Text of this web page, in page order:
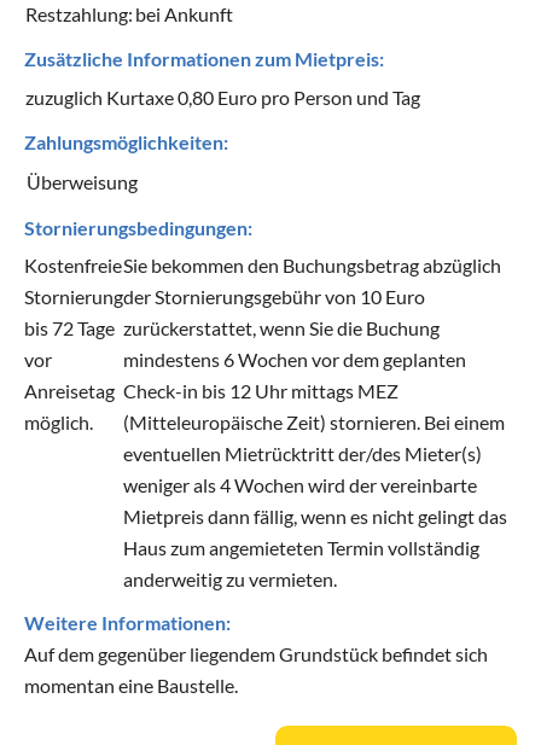
Restzahlung: bei Ankunft
Zusätzliche Informationen zum Mietpreis:
zuzuglich Kurtaxe 0,80 Euro pro Person und Tag
Zahlungsmöglichkeiten:
Überweisung
Stornierungsbedingungen:
Kostenfreie
Stornierung
bis 72 Tage
vor
Anreisetag
möglich.
Sie bekommen den Buchungsbetrag abzüglich
der Stornierungsgebühr von 10 Euro
zurückerstattet, wenn Sie die Buchung
mindestens 6 Wochen vor dem geplanten
Check-in bis 12 Uhr mittags MEZ
(Mitteleuropäische Zeit) stornieren. Bei einem
eventuellen Mietrücktritt der/des Mieter(s)
weniger als 4 Wochen wird der vereinbarte
Mietpreis dann fällig, wenn es nicht gelingt das
Haus zum angemieteten Termin vollständig
anderweitig zu vermieten.
Weitere Informationen:
Auf dem gegenüber liegendem Grundstück befindet sich
momentan eine Baustelle.